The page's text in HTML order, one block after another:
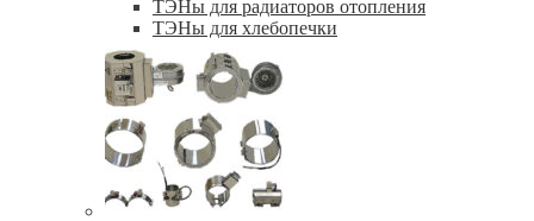
ТЭНы для радиаторов отопления
ТЭНы для хлебопечки